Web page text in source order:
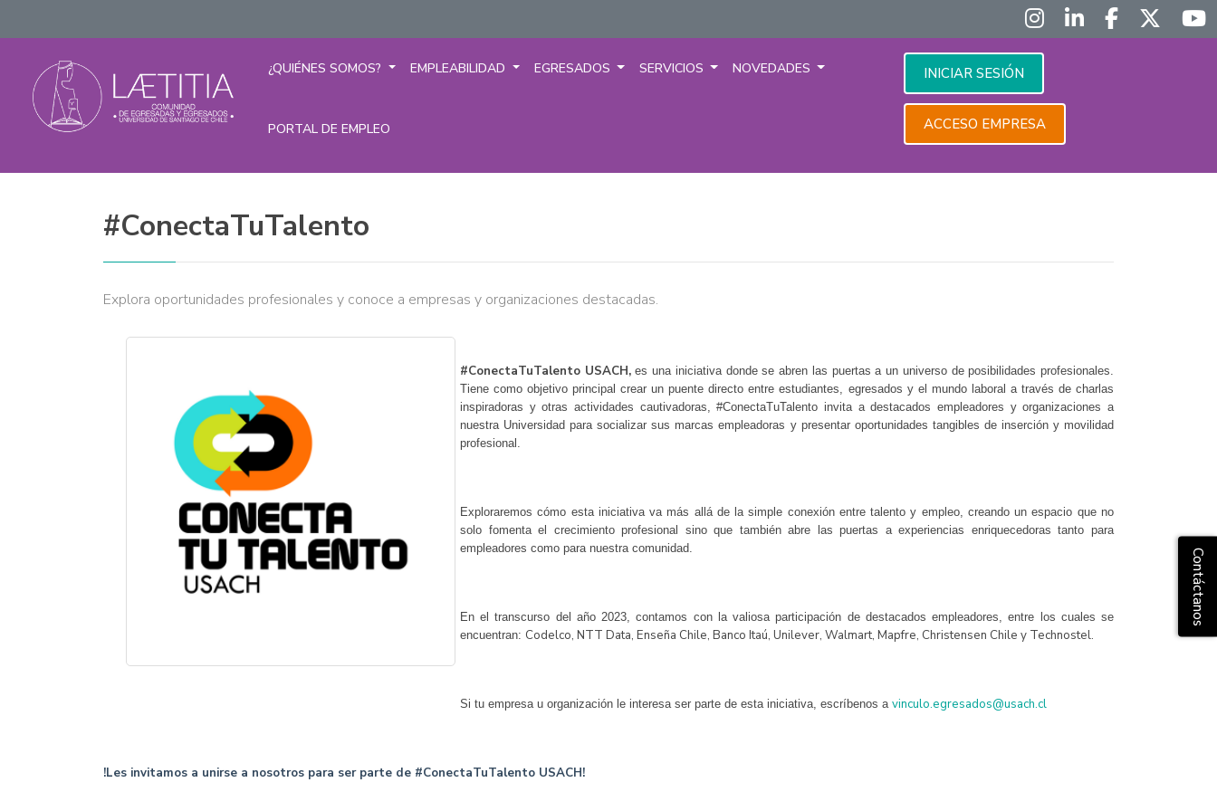
¿QUIÉNES SOMOS? EMPLEABILIDAD EGRESADOS SERVICIOS NOVEDADES
PORTAL DE EMPLEO
INICIAR SESIÓN
ACCESO EMPRESA
#ConectaTuTalento
Explora oportunidades profesionales y conoce a empresas y organizaciones destacadas.
#ConectaTuTalento USACH,es una iniciativa donde se abren las puertas a un universo de posibilidades profesionales.
Tiene como objetivo principal crear un puente directo entre estudiantes, egresados y el mundo laboral a través de charlas
inspiradoras y otras actividades cautivadoras, #ConectaTuTalento invita a destacados empleadores y organizaciones a
nuestra Universidad para socializar sus marcas empleadoras y presentar oportunidades tangibles de inserción y movilidad
profesional.
Exploraremos cómo esta iniciativa va más allá de la simple conexión entre talento y empleo, creando un espacio que no
solo fomenta el crecimiento profesional sino que también abre las puertas a experiencias enriquecedoras tanto para
empleadores como para nuestra comunidad.
En el transcurso del año 2023, contamos con la valiosa participación de destacados empleadores, entre los cuales se
encuentran: Codelco, NTT Data, Enseña Chile, Banco Itaú, Unilever, Walmart, Mapfre, Christensen Chile y Technostel.
Si tu empresa u organización le interesa ser parte de esta iniciativa, escríbenos a vinculo.egresados@usach.cl
!Les invitamos a unirse a nosotros para ser parte de #ConectaTuTalento USACH!
Contáctanos